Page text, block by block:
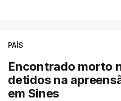
No domingo, estavam
cento dos mais de 20 mil
mas Cristina Mota, porta-
Pública, tem dúvidas de
PAÍS
Encontrado morto
detidos na
em Sines